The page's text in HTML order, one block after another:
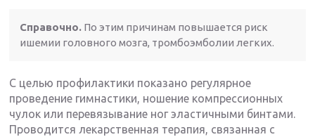
Справочно. По этим причинам повышается риск
ишемии головного мозга, тромбоэмболии легких.
С целью профилактики показано регулярное
проведение гимнастики, ношение компрессионных
чулок или перевязывание ног эластичными бинтами.
Проводится лекарственная терапия, связанная с